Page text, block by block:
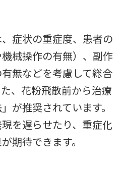
症状の重症度、患者の
械操作の有無）、副作
無などを考慮して総合
、花粉飛散前から治療
が推奨されています。
を遅らせたり、重症化
期待できます。